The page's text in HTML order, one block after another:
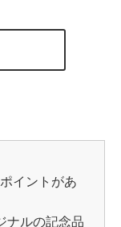
イントがあ
ナルの記念品